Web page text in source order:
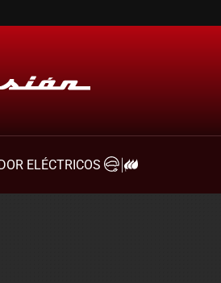
ELÉCTRICOS